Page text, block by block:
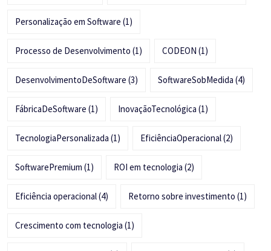
Personalização em Software (1)
Processo de Desenvolvimento (1) CODEON (1)
DesenvolvimentoDeSoftware (3) SoftwareSobMedida (4)
FábricaDeSoftware (1) InovaçãoTecnológica (1)
TecnologiaPersonalizada (1) EficiênciaOperacional(2)
SoftwarePremium (1) ROI em tecnologia (2)
Eficiência operacional(4) Retorno sobre investimento (1)
Crescimento com tecnologia (1)